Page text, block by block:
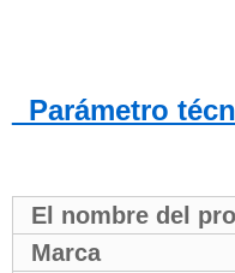
Parámetro
El nombre del
Marca